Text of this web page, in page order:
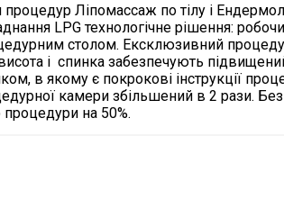
Ліпомассаж по тілу і
LPG технологічне рішення:
столом. Ексклюзивний
і спинка забезпечують
в якому є покрокові інструкції
камери збільшений в 2 рази.
процедури на 50%.